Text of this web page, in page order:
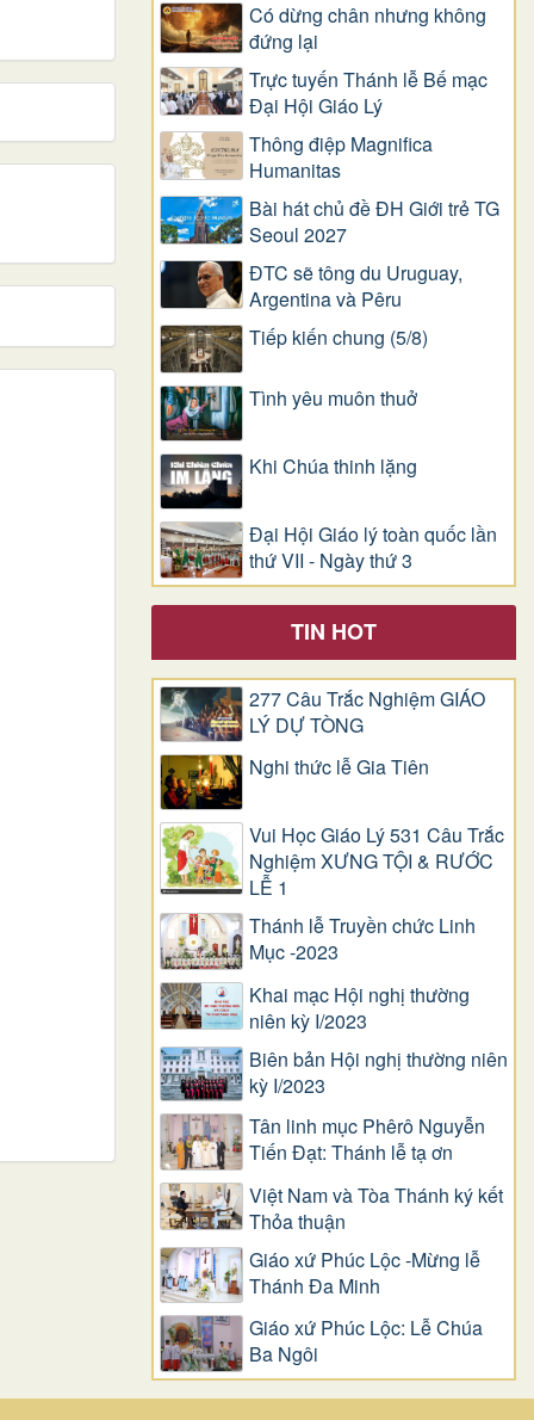
Có dừng chân nhưng không
đứng lại
Trực tuyến Thánh lễ Bế mạc
Đại Hội Giáo Lý
Thông điệp Magnifica
Humanitas
Bài hát chủ đề ĐH Giới trẻ TG
Seoul 2027
ĐTC sẽ tông du Uruguay,
Argentina và Pêru
Tiếp kiến chung (5/8)
Tình yêu muôn thuở
Khi Chúa thinh lặng
Đại Hội Giáo lý toàn quốc lần
thứ VII - Ngày thứ 3
TIN HOT
277 Câu Trắc Nghiệm GIÁO
LÝ DỰ TÒNG
Nghi thức lễ Gia Tiên
Vui Học Giáo Lý 531 Câu Trắc
Nghiệm XƯNG TỘI & RƯỚC
LỄ 1
Thánh lễ Truyền chức Linh
Mục -2023
Khai mạc Hội nghị thường
niên kỳ I/2023
Biên bản Hội nghị thường niên
kỳ I/2023
Tân linh mục Phêrô Nguyễn
Tiến Đạt: Thánh lễ tạ ơn
Việt Nam và Tòa Thánh ký kết
Thỏa thuận
Giáo xứ Phúc Lộc -Mừng lễ
Thánh Đa Minh
Giáo xứ Phúc Lộc: Lễ Chúa
Ba Ngôi